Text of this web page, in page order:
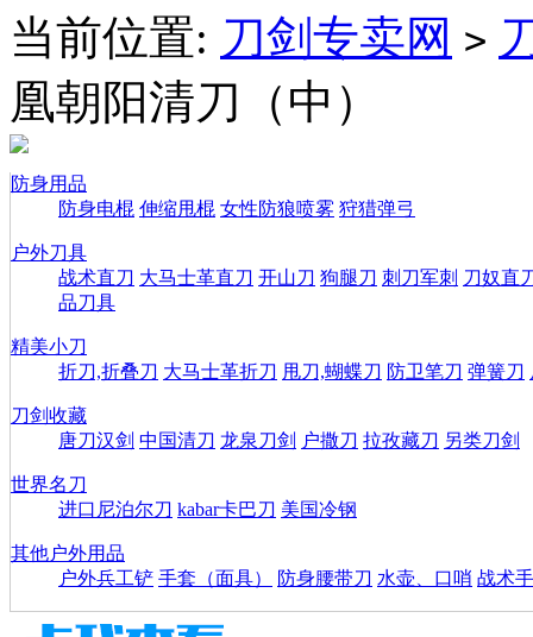
当前位置: 刀剑专卖网 >
凰朝阳清刀（中）
防身用品
防身电棍 伸缩甩棍 女性防狼喷雾 狩猎弹弓
户外刀具
战术直刀 大马士革直刀 开山刀 狗腿刀 刺刀军刺 刀奴直
品刀具
精美小刀
折刀,折叠刀 大马士革折刀 甩刀,蝴蝶刀 防卫笔刀 弹簧刀
刀剑收藏
唐刀汉剑 中国清刀 龙泉刀剑 户撒刀 拉孜藏刀 另类刀剑
世界名刀
进口尼泊尔刀 kabar卡巴刀 美国冷钢
其他户外用品
户外兵工铲 手套（面具） 防身腰带刀 水壶、口哨 战术